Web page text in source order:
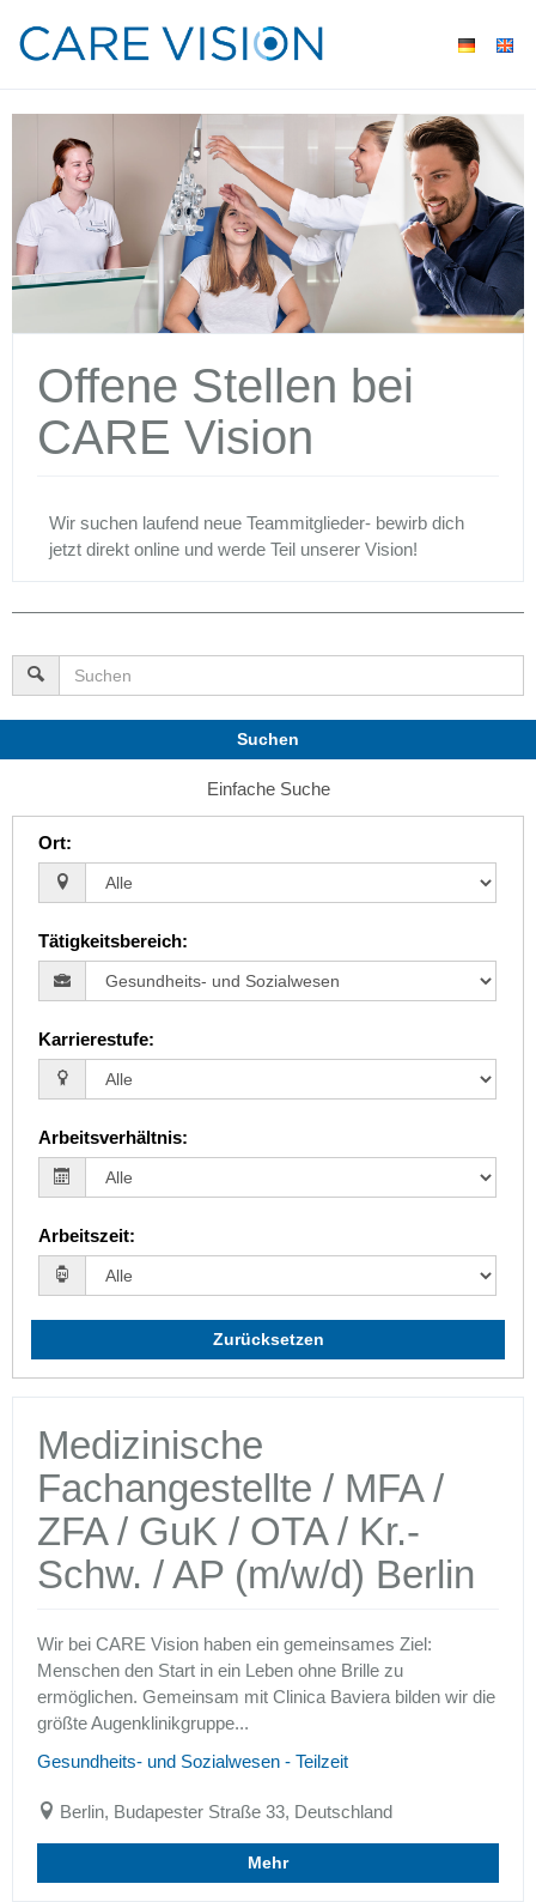
Offene Stellen bei
CARE Vision
Wir suchen laufend neue Teammitglieder- bewirb dich
jetzt direkt online und werde Teil unserer Vision!
Suchen
Einfache Suche
Ort:
Tätigkeitsbereich:
Karrierestufe:
Arbeitsverhältnis:
Arbeitszeit:
Zurücksetzen
Medizinische
Fachangestellte / MFA /
ZFA / GuK / OTA / Kr.-
Schw. / AP (m/w/d) Berlin
Wir bei CARE Vision haben ein gemeinsames Ziel:
Menschen den Start in ein Leben ohne Brille zu
ermöglichen. Gemeinsam mit Clinica Baviera bilden wir die
größte Augenklinikgruppe...
Gesundheits- und Sozialwesen - Teilzeit
Berlin, Budapester Straße 33, Deutschland
Mehr